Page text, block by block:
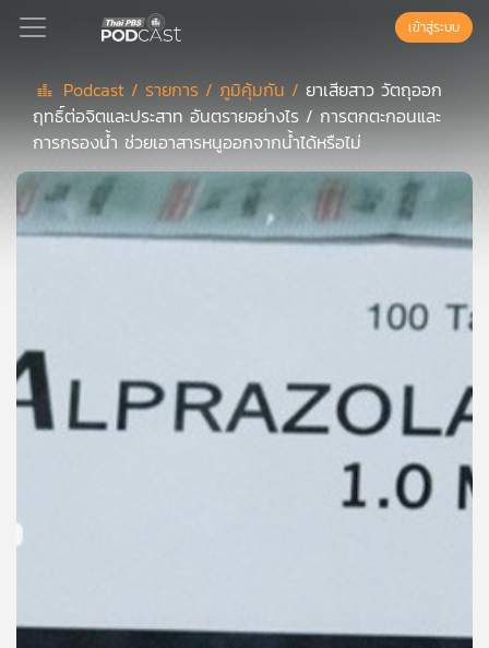
Podcast
เพล
ย์
เพล
ย์
เข้าสู่ระบบ
Podcast / รายการ /ภูมิคุ้มกัน / ยาเสียสาว วัตถุออก
ฤทธิ์ต่อจิตและประสาท อันตรายอย่างไร / การตกตะกอนและ
การกรองน้ำ ช่วยเอาสารหนูออกจากน้ำได้หรือไม่